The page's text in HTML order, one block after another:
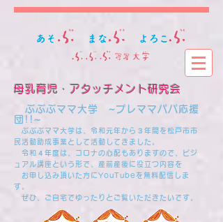
母乳育児・アタッチメント研究会
ぶぶぶママ大学 ~プレママパパ応援
団!!~
ぶぶぶママ大学は、令和元年から３年間を松戸市市
民活動助成事業として活動してきました。
​ 令和４年度は、コロナの心配もありますので、ビジ
ュアル講座という形で、産前産後に役立つ内容を
お申し込み頂いた方にYouTubeを無料配信しま
す。
ぜひ、ご自宅でゆったりとご覧いただきたいです。